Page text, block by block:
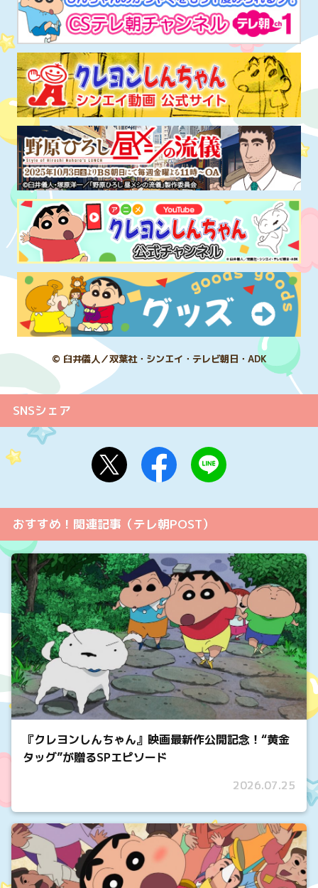
© 臼井儀人／双葉社・シンエイ・テレビ朝日・ADK
SNSシェア
おすすめ！関連記事（テレ朝POST）
『クレヨンしんちゃん』映画最新作公開記念！“黄金
タッグ”が贈るSPエピソード
2026.07.25